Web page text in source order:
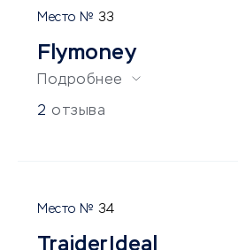
33
Flymoney
Подробнее
2 отзыва
34
TraiderIdeal